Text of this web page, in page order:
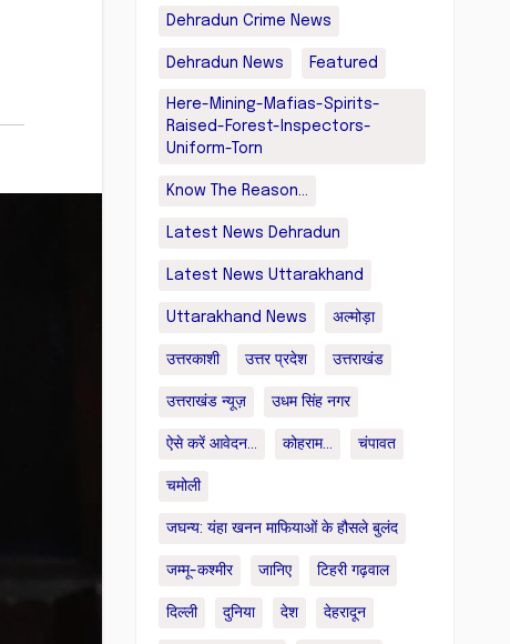
Dehradun Crime News
Dehradun News Featured
Here-Mining-Mafias-Spirits-
Raised-Forest-Inspectors-
Uniform-Torn
Know The Reason...
Latest News Dehradun
Latest News Uttarakhand
Uttarakhand News अल्मोड़ा
उत्तरकाशी उत्तर प्रदेश उत्तराखंड
उत्तराखंड न्यूज़ उधम सिंह नगर
ऐसे करें आवेदन... कोहराम... चंपावत
चमोली
जघन्य: यंहा खनन माफियाओं के हौसले बुलंद
जम्मू-कश्मीर जानिए टिहरी गढ़वाल
दिल्ली दुनिया देश देहरादून